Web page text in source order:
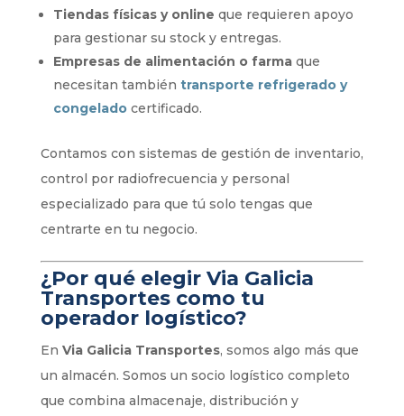
Tiendas físicas y online que requieren apoyo
para gestionar su stock y entregas.
Empresas de alimentación o farmaque
necesitan también transporte refrigerado y
congeladocertificado.
Contamos con sistemas de gestión de inventario,
control por radiofrecuencia y personal
especializado para que tú solo tengas que
centrarte en tu negocio.
¿Por qué elegir Via Galicia
Transportes como tu
operador logístico?
En Via Galicia Transportes, somos algo más que
un almacén. Somos un socio logístico completo
que combina almacenaje, distribución y